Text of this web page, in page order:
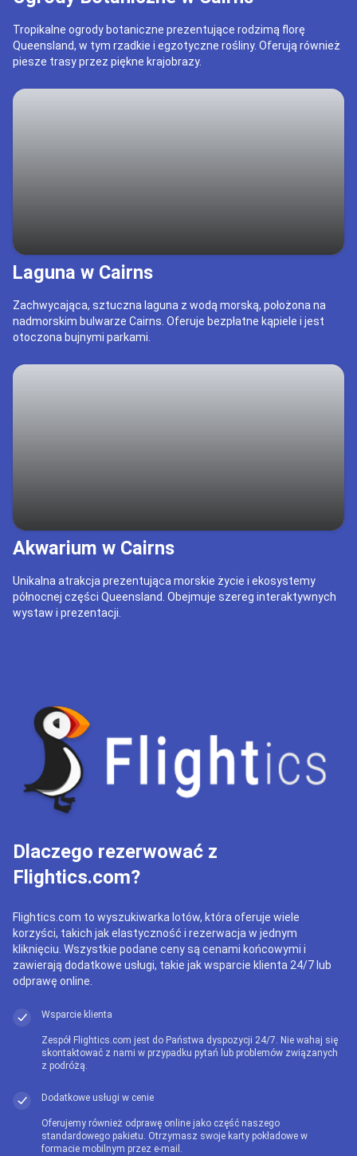
Tropikalne ogrody botaniczne prezentujące rodzimą florę
Queensland, w tym rzadkie i egzotyczne rośliny. Oferują również
piesze trasy przez piękne krajobrazy.
Laguna w Cairns
Zachwycająca, sztuczna laguna z wodą morską, położona na
nadmorskim bulwarze Cairns. Oferuje bezpłatne kąpiele i jest
otoczona bujnymi parkami.
Akwarium w Cairns
Unikalna atrakcja prezentująca morskie życie i ekosystemy
północnej części Queensland. Obejmuje szereg interaktywnych
wystaw i prezentacji.
Dlaczego rezerwować z
Flightics.com?
Flightics.com to wyszukiwarka lotów, która oferuje wiele
korzyści, takich jak elastyczność i rezerwacja w jednym
kliknięciu. Wszystkie podane ceny są cenami końcowymi i
zawierają dodatkowe usługi, takie jak wsparcie klienta 24/7 lub
odprawę online.
Wsparcie klienta
Zespół Flightics.com jest do Państwa dyspozycji 24/7. Nie wahaj się
skontaktować z nami w przypadku pytań lub problemów związanych
z podróżą.
Dodatkowe usługi w cenie
Oferujemy również odprawę online jako część naszego
standardowego pakietu. Otrzymasz swoje karty pokładowe w
formacie mobilnym przez e-mail.